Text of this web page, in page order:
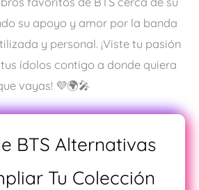
su apoyo y amor por la banda
y personal. ¡Viste tu pasión
ídolos contigo a donde quiera
vayas! 💜🌍🎤
BTS Alternativas
Tu Colección